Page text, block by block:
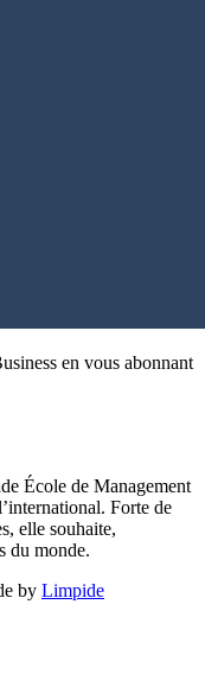
en vous abonnant
École de Management
Forte de
elle souhaite,
du monde.
by Limpide